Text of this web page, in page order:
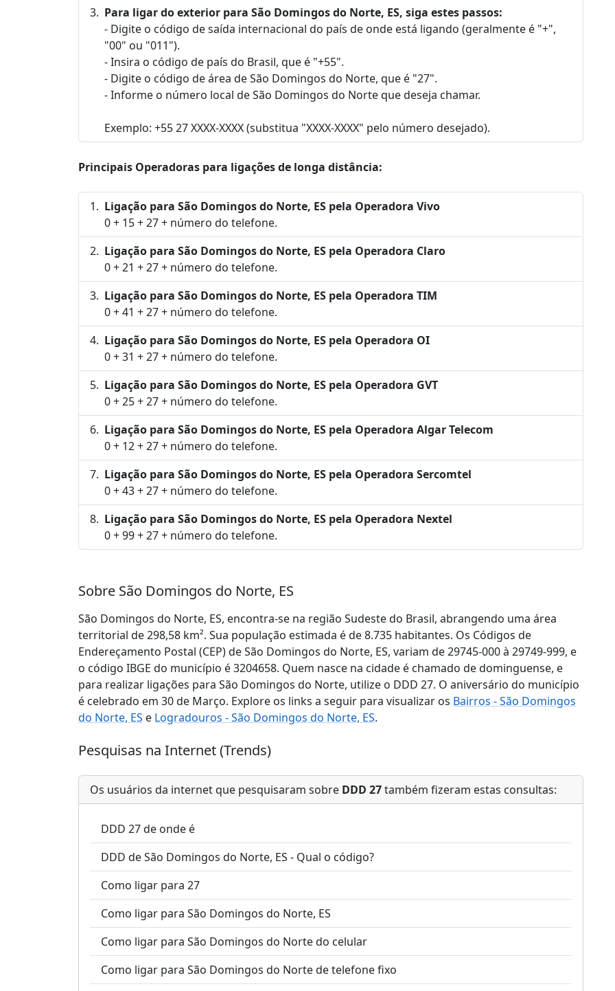
Para ligar do exterior para São Domingos do Norte, ES, siga estes passos:
- Digite o código de saída internacional do país de onde está ligando (geralmente é "+",
"00" ou "011").
- Insira o código de país do Brasil, que é "+55".
- Digite o código de área de São Domingos do Norte, que é "27".
- Informe o número local de São Domingos do Norte que deseja chamar.
Exemplo: +55 27 XXXX-XXXX (substitua "XXXX-XXXX" pelo número desejado).
Principais Operadoras para ligações de longa distância:
Ligação para São Domingos do Norte, ES pela Operadora Vivo
0 + 15 + 27 + número do telefone.
Ligação para São Domingos do Norte, ES pela Operadora Claro
0 + 21 + 27 + número do telefone.
Ligação para São Domingos do Norte, ES pela Operadora TIM
0 + 41 + 27 + número do telefone.
Ligação para São Domingos do Norte, ES pela Operadora OI
0 + 31 + 27 + número do telefone.
Ligação para São Domingos do Norte, ES pela Operadora GVT
0 + 25 + 27 + número do telefone.
Ligação para São Domingos do Norte, ES pela Operadora Algar Telecom
0 + 12 + 27 + número do telefone.
Ligação para São Domingos do Norte, ES pela Operadora Sercomtel
0 + 43 + 27 + número do telefone.
Ligação para São Domingos do Norte, ES pela Operadora Nextel
0 + 99 + 27 + número do telefone.
Sobre São Domingos do Norte, ES
São Domingos do Norte, ES, encontra-se na região Sudeste do Brasil, abrangendo uma área
territorial de 298,58 km². Sua população estimada é de 8.735 habitantes. Os Códigos de
Endereçamento Postal (CEP) de São Domingos do Norte, ES, variam de 29745-000 à 29749-999, e
o código IBGE do município é 3204658. Quem nasce na cidade é chamado de dominguense, e
para realizar ligações para São Domingos do Norte, utilize o DDD 27. O aniversário do município
é celebrado em 30 de Março. Explore os links a seguir para visualizar os Bairros - São Domingos
do Norte, ES e Logradouros - São Domingos do Norte, ES.
Pesquisas na Internet (Trends)
Os usuários da internet que pesquisaram sobre DDD 27também fizeram estas consultas:
DDD 27 de onde é
DDD de São Domingos do Norte, ES - Qual o código?
Como ligar para 27
Como ligar para São Domingos do Norte, ES
Como ligar para São Domingos do Norte do celular
Como ligar para São Domingos do Norte de telefone fixo